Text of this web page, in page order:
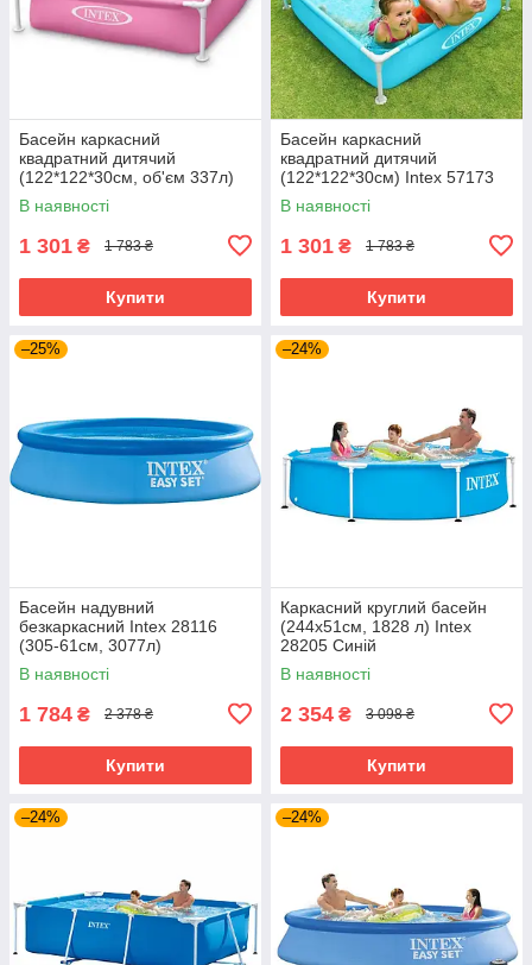
Басейн каркасний
квадратний дитячий
(122*122*30см, об'єм 337л)
Intex 57172 Рожевий
В наявності
1 301 ₴ 1 783 ₴
Купити
Басейн каркасний
квадратний дитячий
(122*122*30см) Intex 57173
Блакитний
В наявності
1 301 ₴ 1 783 ₴
Купити
–25%
Басейн надувний
безкаркасний Intex 28116
(305-61см, 3077л)
В наявності
1 784 ₴ 2 378 ₴
Купити
–24%
Каркасний круглий басейн
(244х51см, 1828 л) Intex
28205 Синій
В наявності
2 354 ₴ 3 098 ₴
Купити
–24% –24%